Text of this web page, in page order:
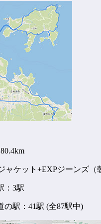
ャケット+EXPジーンズ（
：3駅
の駅：41駅 (全87駅中)